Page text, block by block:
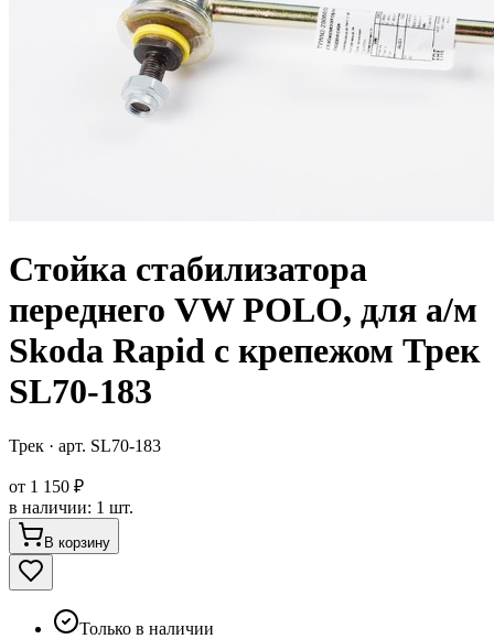
Стойка стабилизатора
переднего VW POLO, для а/м
Skoda Rapid с крепежом Трек
SL70-183
Трек · арт. SL70-183
от 1 150 ₽
в наличии: 1 шт.
В корзину
Только в наличии